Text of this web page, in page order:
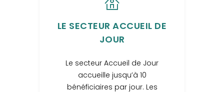
LE SECTEUR ACCUEIL DE
JOUR
Le secteur Accueil de Jour
accueille jusqu’à 10
bénéficiaires par jour. Les